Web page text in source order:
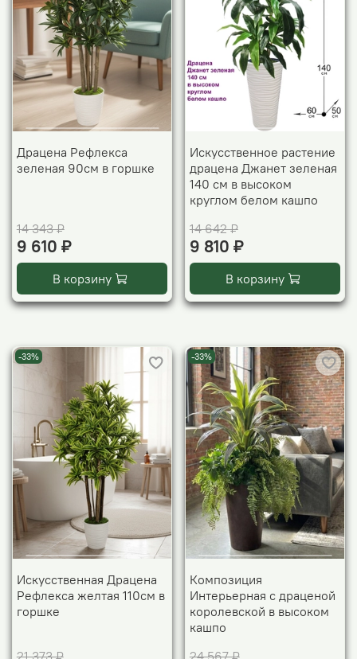
Драцена Рефлекса
зеленая 90см в горшке
14 343 ₽
9 610 ₽
В корзину
Искусственное растение
драцена Джанет зеленая
140 см в высоком
круглом белом кашпо
14 642 ₽
9 810 ₽
В корзину
-33%
Искусственная Драцена
Рефлекса желтая 110см в
горшке
21 373 ₽
-33%
Композиция
Интерьерная с драценой
королевской в высоком
кашпо
24 567 ₽